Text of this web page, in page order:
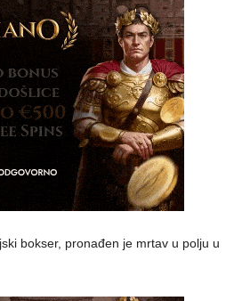
bokser, pronađen je mrtav u polju u